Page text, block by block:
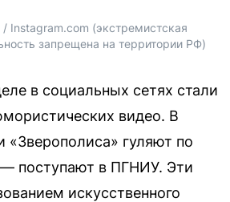
/ Instagram.com (экстремистская
запрещена на территории РФ)
в социальных сетях стали
видео. В
гуляют по
поступают в ПГНИУ. Эти
искусственного